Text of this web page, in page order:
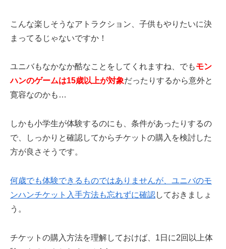
こんな楽しそうなアトラクション、子供もやりたいに決
まってるじゃないですか！
ユニバもなかなか酷なことをしてくれますね、でもモン
ハンのゲームは15歳以上が対象だったりするから意外と
寛容なのかも…
しかも小学生が体験するのにも、条件があったりするの
で、しっかりと確認してからチケットの購入を検討した
方が良さそうです。
何歳でも体験できるものではありませんが、ユニバのモ
ンハンチケット入手方法も忘れずに確認しておきましょ
う。
チケットの購入方法を理解しておけば、1日に2回以上体